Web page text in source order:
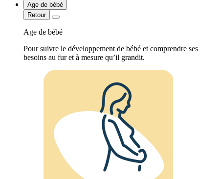
Age de bébé
Retour
Age de bébé
Pour suivre le développement de bébé et comprendre ses
besoins au fur et à mesure qu’il grandit.